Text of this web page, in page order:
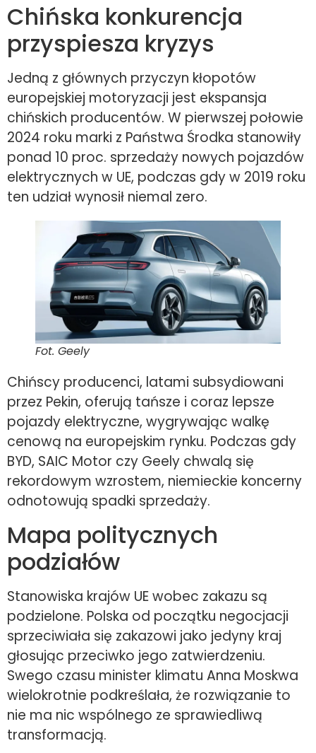
Chińska konkurencja
przyspiesza kryzys
Jedną z głównych przyczyn kłopotów
europejskiej motoryzacji jest ekspansja
chińskich producentów. W pierwszej połowie
2024 roku marki z Państwa Środka stanowiły
ponad 10 proc. sprzedaży nowych pojazdów
elektrycznych w UE, podczas gdy w 2019 roku
ten udział wynosił niemal zero.
Fot. Geely
Chińscy producenci, latami subsydiowani
przez Pekin, oferują tańsze i coraz lepsze
pojazdy elektryczne, wygrywając walkę
cenową na europejskim rynku. Podczas gdy
BYD, SAIC Motor czy Geely chwalą się
rekordowym wzrostem, niemieckie koncerny
odnotowują spadki sprzedaży.
Mapa politycznych
podziałów
Stanowiska krajów UE wobec zakazu są
podzielone. Polska od początku negocjacji
sprzeciwiała się zakazowi jako jedyny kraj
głosując przeciwko jego zatwierdzeniu.
Swego czasu minister klimatu Anna Moskwa
wielokrotnie podkreślała, że rozwiązanie to
nie ma nic wspólnego ze sprawiedliwą
transformacją.